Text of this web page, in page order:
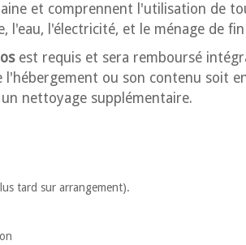
et comprennent l'utilisation de
l'eau, l'électricité, et le ménage de
est requis et sera remboursé
l'hébergement ou son contenu soit
nettoyage supplémentaire.
tard sur arrangement).